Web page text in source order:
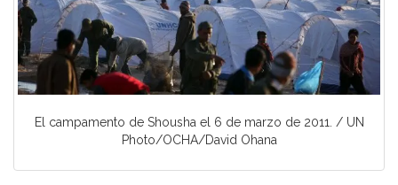
El campamento de Shousha el 6 de marzo de 2011. / UN
Photo/OCHA/David Ohana